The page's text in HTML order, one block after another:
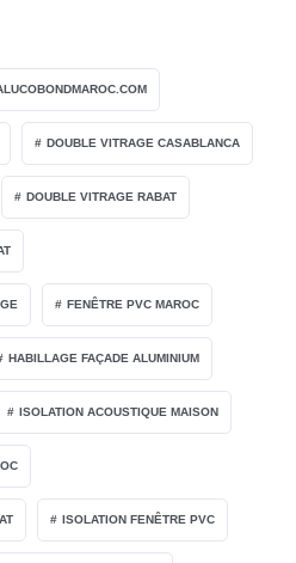
DOUBLE VITRAGE CASABLANCA
DOUBLE VITRAGE RABAT
FENÊTRE PVC MAROC
HABILLAGE FAÇADE ALUMINIUM
ISOLATION ACOUSTIQUE MAISON
ISOLATION FENÊTRE PVC